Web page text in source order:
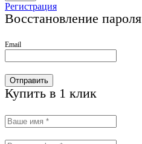
Регистрация
Восстановление пароля
Email
Отправить
Купить в 1 клик